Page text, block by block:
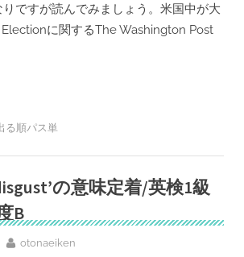
ですが読んでみましょう。米国中が大
に関するThe Washington Post
の
る順パス単
の意味定着/英検1級
B
By
otonaeiken